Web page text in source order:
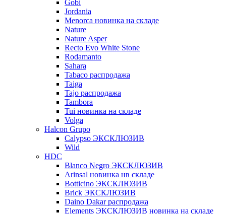
Gobi
Jordania
Menorca новинка на складе
Nature
Nature Asper
Recto Evo White Stone
Rodamanto
Sahara
Tabaco распродажа
Taiga
Tajo распродажа
Tambora
Tui новинка на складе
Volga
Halcon Grupo
Calypso ЭКСКЛЮЗИВ
Wild
HDC
Blanco Negro ЭКСКЛЮЗИВ
Arinsal новинка нв складе
Botticino ЭКСКЛЮЗИВ
Brick ЭКСКЛЮЗИВ
Daino Dakar распродажа
Elements ЭКСКЛЮЗИВ новинка на складе